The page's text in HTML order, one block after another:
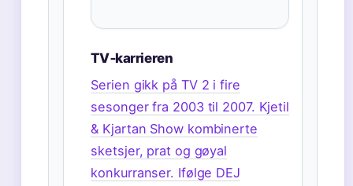
TV‑karrieren
Serien gikk på TV 2 i fire
sesonger fra 2003 til 2007. Kjetil
& Kjartan Show kombinerte
sketsjer, prat og gøyal
konkurranser. Ifølge DEJ